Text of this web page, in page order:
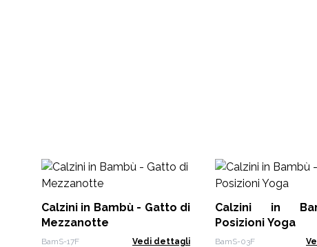
Calzini in Bambù - Gatto di
Mezzanotte
BamS-17F Vedi dettagli
Calzini in
Posizioni Yoga
BamS-03F